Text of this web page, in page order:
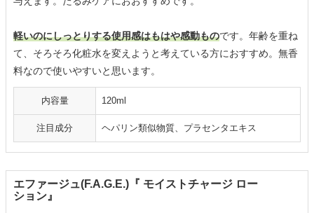
軽いのにしっとりする使用感はもはや感動ものです。年齢を重ね
て、そろそろ化粧水を変えようと考えている方におすすめ。無香
料なので使いやすいと思います。
内容量 120ml
注目成分 ヘパリン類似物質、プラセンタエキス
エファージュ(F.A.G.E.)『 モイストチャージ ロー
ション』